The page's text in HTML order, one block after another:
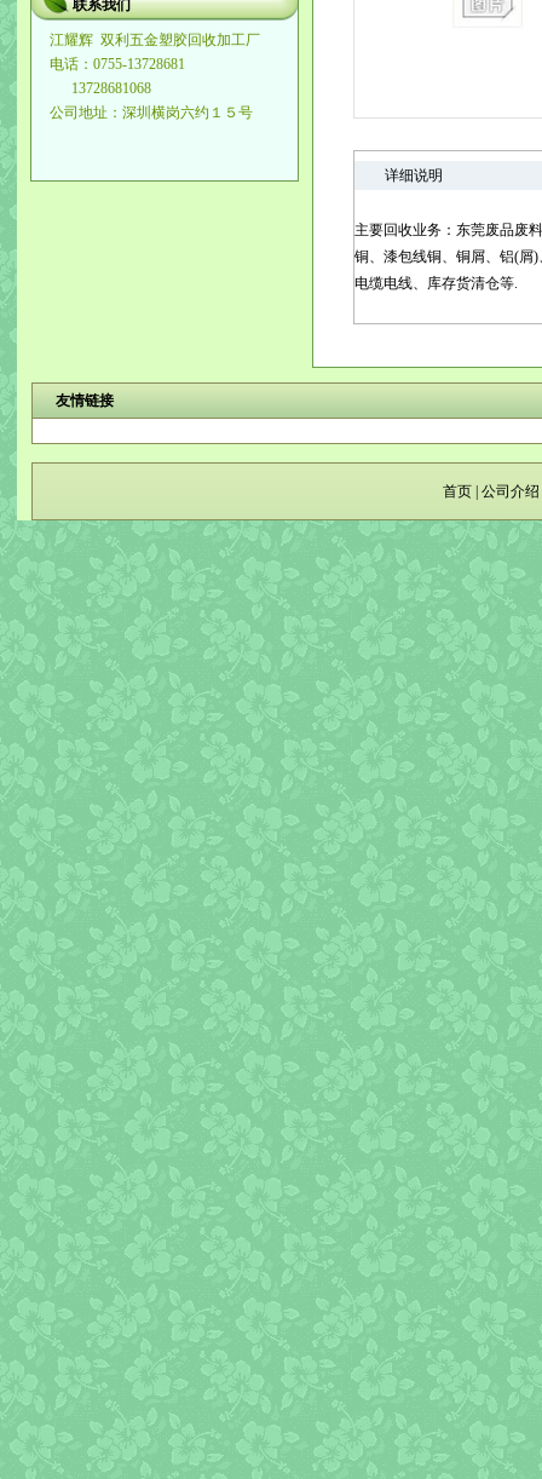
联系我们
江耀辉 双利五金塑胶回收加工厂
电话：0755-13728681
13728681068
公司地址：深圳横岗六约１５号
详细说明
主要回收业务：东莞废品废
铜、漆包线铜、铜屑、铝(屑
电缆电线、库存货清仓等.
友情链接
首页 公司介绍